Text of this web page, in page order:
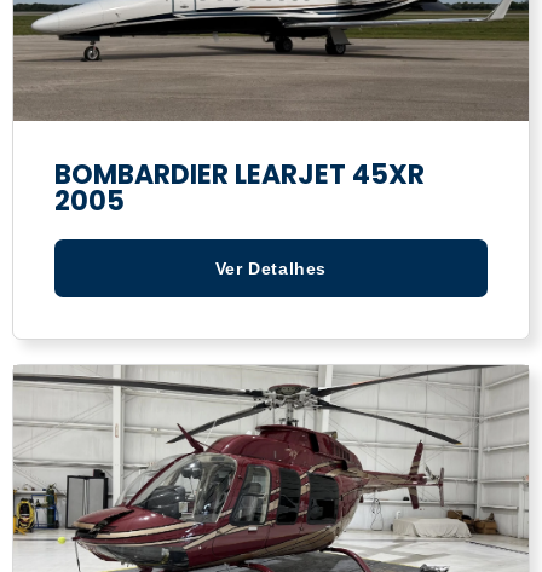
BOMBARDIER LEARJET 45XR
2005
Ver Detalhes